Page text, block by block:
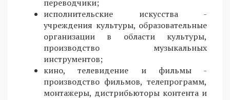
переводчики;
исполнительские искусства -
учреждения культуры, образовательные
организации в области культуры,
производство музыкальных
инструментов;
кино, телевидение и фильмы -
производство фильмов, телепрограмм,
монтажеры, дистрибьюторы контента и